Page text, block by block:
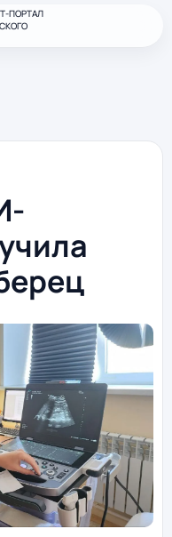
ПОРТАЛ